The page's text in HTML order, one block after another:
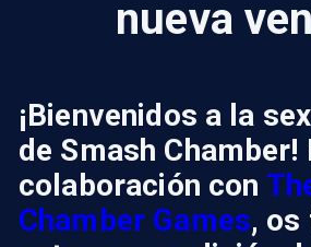
nueva
¡Bienvenidos a la
de Smash Chamber!
colaboración con
Chamber Games,